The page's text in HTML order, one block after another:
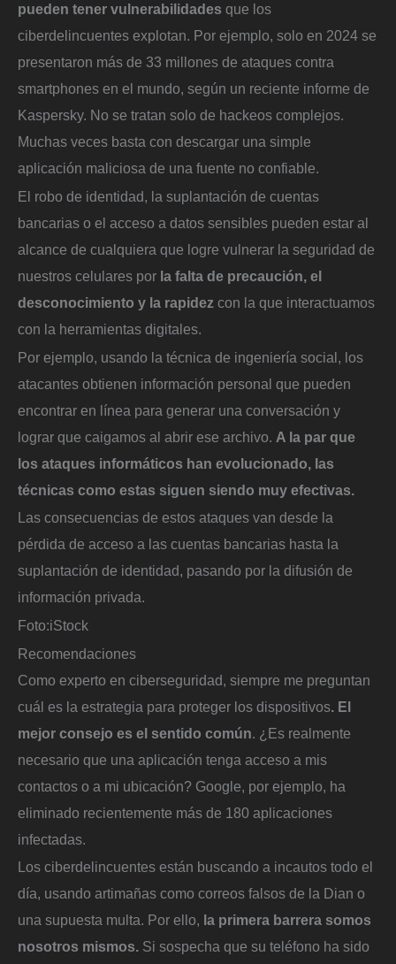
pueden tener vulnerabilidades que los
ciberdelincuentes explotan. Por ejemplo, solo en 2024 se
presentaron más de 33 millones de ataques contra
smartphones en el mundo, según un reciente informe de
Kaspersky. No se tratan solo de hackeos complejos.
Muchas veces basta con descargar una simple
aplicación maliciosa de una fuente no confiable.
El robo de identidad, la suplantación de cuentas
bancarias o el acceso a datos sensibles pueden estar al
alcance de cualquiera que logre vulnerar la seguridad de
nuestros celulares por la falta de precaución, el
desconocimiento y la rapidez con la que interactuamos
con la herramientas digitales.
Por ejemplo, usando la técnica de ingeniería social, los
atacantes obtienen información personal que pueden
encontrar en línea para generar una conversación y
lograr que caigamos al abrir ese archivo. A la par que
los ataques informáticos han evolucionado, las
técnicas como estas siguen siendo muy efectivas.
Las consecuencias de estos ataques van desde la
pérdida de acceso a las cuentas bancarias hasta la
suplantación de identidad, pasando por la difusión de
información privada.
Foto:iStock
Recomendaciones
Como experto en ciberseguridad, siempre me preguntan
cuál es la estrategia para proteger los dispositivos . El
mejor consejo es el sentido común . ¿Es realmente
necesario que una aplicación tenga acceso a mis
contactos o a mi ubicación? Google, por ejemplo, ha
eliminado recientemente más de 180 aplicaciones
infectadas.
Los ciberdelincuentes están buscando a incautos todo el
día, usando artimañas como correos falsos de la Dian o
una supuesta multa. Por ello, la primera barrera somos
nosotros mismos. Si sospecha que su teléfono ha sido